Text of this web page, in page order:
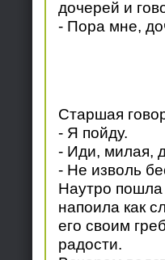
дочерей и
- Пора мне,
Старшая
- Я пойду.
- Иди, милая,
- Не изволь
Наутро пошла
напоила как
его своим
радости.